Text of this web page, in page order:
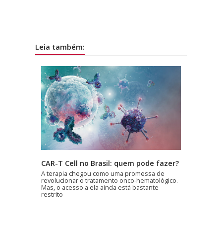
Leia também:
CAR-T Cell no Brasil: quem pode fazer?
A terapia chegou como uma promessa de
revolucionar o tratamento onco-hematológico.
Mas, o acesso a ela ainda está bastante
restrito